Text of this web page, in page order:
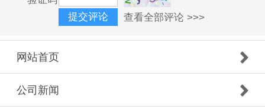
查看全部评论 >>>
网站首页
公司新闻